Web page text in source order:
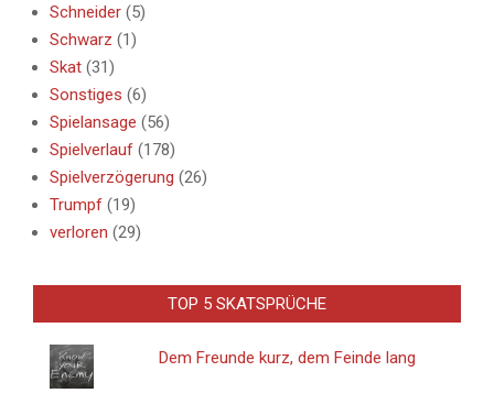
Schneider (5)
Schwarz (1)
Skat (31)
Sonstiges (6)
Spielansage (56)
Spielverlauf (178)
Spielverzögerung (26)
Trumpf (19)
verloren (29)
TOP 5 SKATSPRÜCHE
Dem Freunde kurz, dem Feinde lang